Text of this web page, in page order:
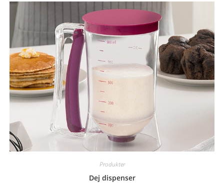
Produkter
Dej dispenser